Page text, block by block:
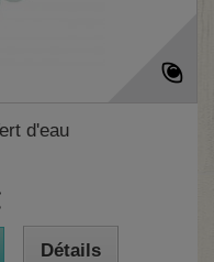
d'eau
Détails